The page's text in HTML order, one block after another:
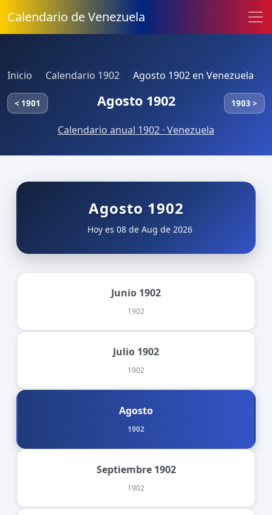
Calendario de Venezuela
Inicio Calendario 1902 Agosto 1902 en Venezuela
< 1901 Agosto 1902 1903 >
Calendario anual 1902 · Venezuela
Agosto 1902
Hoy es 08 de Aug de 2026
Junio 1902
1902
Julio 1902
1902
Agosto
1902
Septiembre 1902
1902